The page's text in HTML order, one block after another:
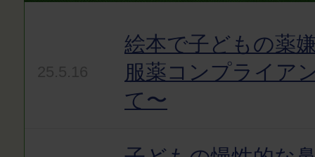
絵本で子どもの薬
服薬コンプライア
て〜